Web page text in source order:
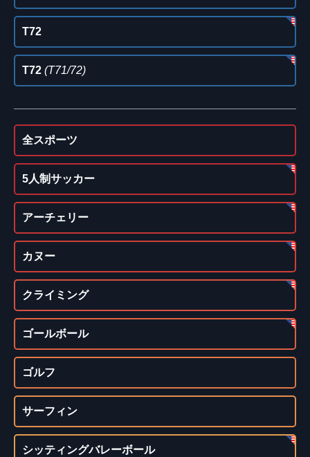
T72
T72 (T71/72)
全スポーツ
5人制サッカー
アーチェリー
カヌー
クライミング
ゴールボール
ゴルフ
サーフィン
シッティングバレーボール